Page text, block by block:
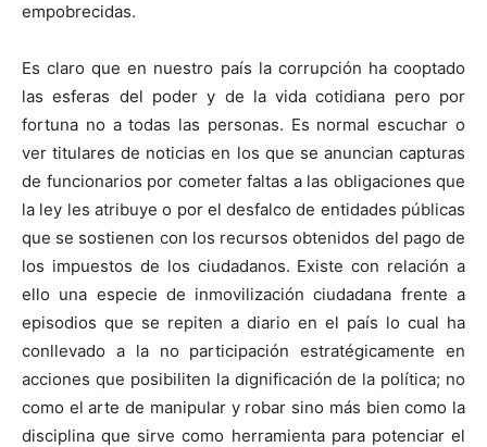
empobrecidas.
Es claro que en nuestro país la corrupción ha cooptado
las esferas del poder y de la vida cotidiana pero por
fortuna no a todas las personas. Es normal escuchar o
ver titulares de noticias en los que se anuncian capturas
de funcionarios por cometer faltas a las obligaciones que
la ley les atribuye o por el desfalco de entidades públicas
que se sostienen con los recursos obtenidos del pago de
los impuestos de los ciudadanos. Existe con relación a
ello una especie de inmovilización ciudadana frente a
episodios que se repiten a diario en el país lo cual ha
conllevado a la no participación estratégicamente en
acciones que posibiliten la dignificación de la política; no
como el arte de manipular y robar sino más bien como la
disciplina que sirve como herramienta para potenciar el